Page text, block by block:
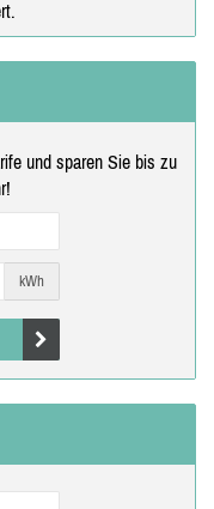
und sparen Sie bis zu
kWh